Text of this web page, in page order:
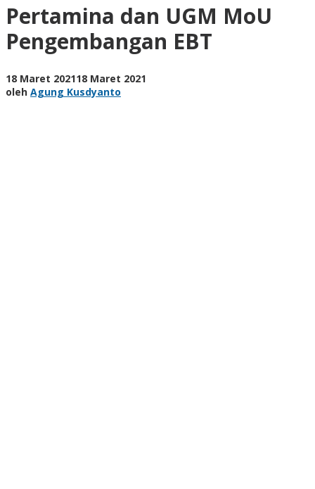
MoU
Pengembangan
EBT
Pertamina dan UGM MoU
Pengembangan EBT
18 Maret 202118 Maret 2021
oleh Agung Kusdyanto